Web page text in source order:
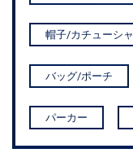
帽子/カチューシャ
バッグ/ポーチ
パーカー